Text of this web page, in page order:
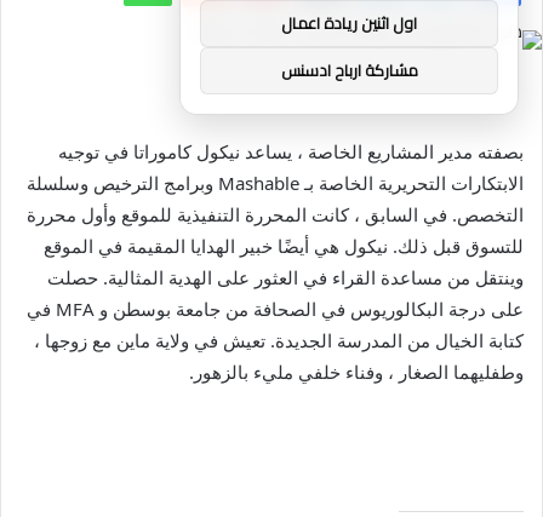
بصفته مدير المشاريع الخاصة ، يساعد نيكول كاموراتا في توجيه
الابتكارات التحريرية الخاصة بـ Mashable وبرامج الترخيص وسلسلة
التخصص. في السابق ، كانت المحررة التنفيذية للموقع وأول محررة
للتسوق قبل ذلك. نيكول هي أيضًا خبير الهدايا المقيمة في الموقع
وينتقل من مساعدة القراء في العثور على الهدية المثالية. حصلت
على درجة البكالوريوس في الصحافة من جامعة بوسطن و MFA في
كتابة الخيال من المدرسة الجديدة. تعيش في ولاية ماين مع زوجها ،
وطفليهما الصغار ، وفناء خلفي مليء بالزهور.
اول اثنين ريادة اعمال
مشاركة ارباح ادسنس